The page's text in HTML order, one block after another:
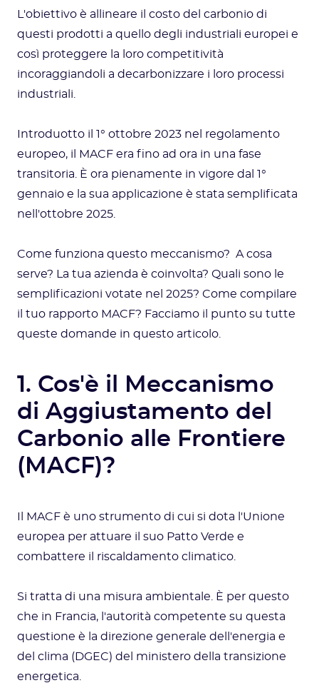
L'obiettivo è allineare il costo del carbonio di
questi prodotti a quello degli industriali europei e
così proteggere la loro competitività
incoraggiandoli a decarbonizzare i loro processi
industriali.
Introduotto il 1° ottobre 2023 nel regolamento
europeo, il MACF era fino ad ora in una fase
transitoria. È ora pienamente in vigore dal 1°
gennaio e la sua applicazione è stata semplificata
nell'ottobre 2025.
Come funziona questo meccanismo? A cosa
serve? La tua azienda è coinvolta? Quali sono le
semplificazioni votate nel 2025? Come compilare
il tuo rapporto MACF? Facciamo il punto su tutte
queste domande in questo articolo.
1. Cos'è il Meccanismo
di Aggiustamento del
Carbonio alle Frontiere
(MACF)?
Il MACF è uno strumento di cui si dota l'Unione
europea per attuare il suo Patto Verde e
combattere il riscaldamento climatico.
Si tratta di una misura ambientale. È per questo
che in Francia, l'autorità competente su questa
questione è la direzione generale dell'energia e
del clima (DGEC) del ministero della transizione
energetica.